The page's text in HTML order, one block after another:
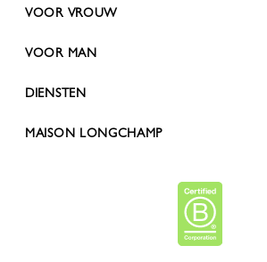
VOOR VROUW
VOOR MAN
DIENSTEN
MAISON LONGCHAMP